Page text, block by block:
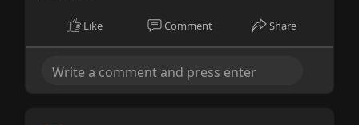
Like Comment Share